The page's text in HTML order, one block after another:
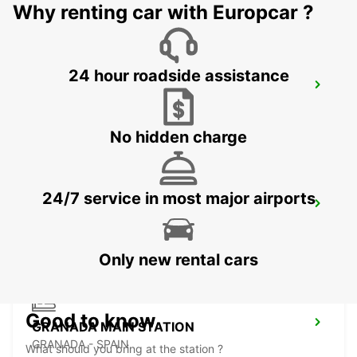
GRANADA AIRPORT
GRANADA MAIN STATION
GRANADA - SPAIN
Why renting car with Europcar ?
24 hour roadside assistance
No hidden charge
24/7 service in most major airports
Only new rental cars
Good to know
What should you bring at the station ?